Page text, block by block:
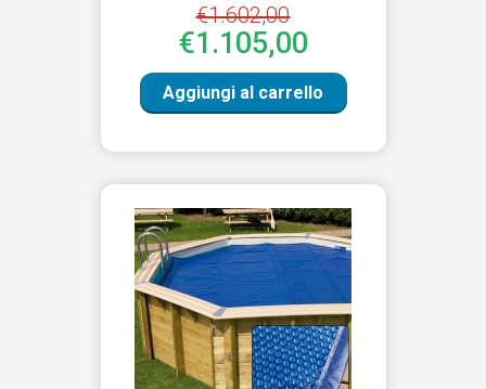
€1.602,00
€1.105,00
Aggiungi al carrello